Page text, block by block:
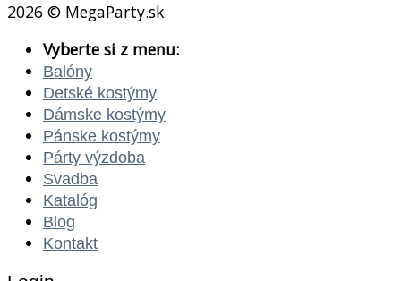
2026 © MegaParty.sk
Vyberte si z menu:
Balóny
Detské kostýmy
Dámske kostýmy
Pánske kostýmy
Párty výzdoba
Svadba
Katalóg
Blog
Kontakt